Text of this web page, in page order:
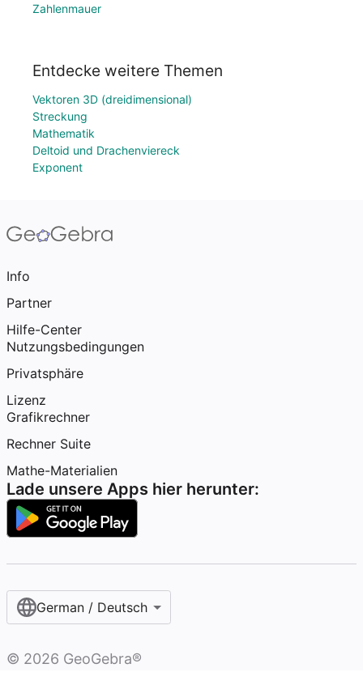
Zahlenmauer
Entdecke weitere Themen
Vektoren 3D (dreidimensional)
Streckung
Mathematik
Deltoid und Drachenviereck
Exponent
Info
Partner
Hilfe-Center
Nutzungsbedingungen
Privatsphäre
Lizenz
Grafikrechner
Rechner Suite
Mathe-Materialien
Lade unsere Apps hier herunter:
German / Deutsch
© 2026 GeoGebra®